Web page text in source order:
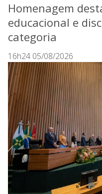
Homenagem
educacional e
categoria
16h24 05/08/2026